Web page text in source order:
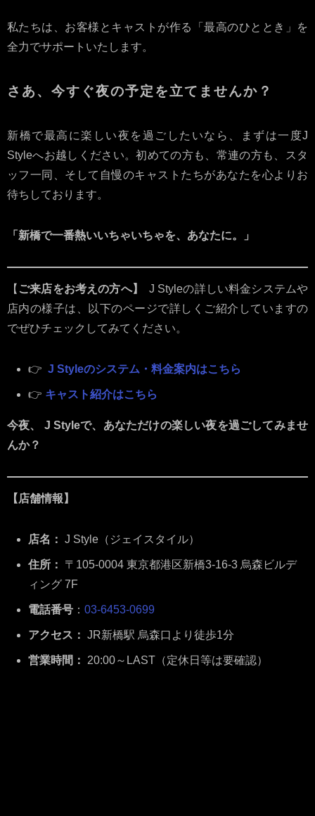
私たちは、お客様とキャストが作る「最高のひととき」を
全力でサポートいたします。
さあ、今すぐ夜の予定を立てませんか？
新橋で最高に楽しい夜を過ごしたいなら、まずは一度J
Styleへお越しください。初めての方も、常連の方も、スタ
ッフ一同、そして自慢のキャストたちがあなたを心よりお
待ちしております。
「新橋で一番熱いいちゃいちゃを、あなたに。」
【 ご来店をお考えの方へ】
J Styleの詳しい料金システムや
店内の様子は、以下のページで詳しくご紹介していますの
でぜひチェックしてみてください。
👉 J Styleのシステム・料金案内はこちら
👉 キャスト紹介はこちら
今夜、 J Styleで、あなただけの楽しい夜を過ごしてみませ
んか？
【店舗情報】
店名： J Style（ジェイスタイル）
住所：
〒105-0004 東京都港区新橋3-16-3 烏森ビルデ
ィング 7F
電話番号 ： 03-6453-0699
アクセス： JR新橋駅 烏森口より徒歩1分
営業時間： 20:00～LAST（定休日等は要確認）